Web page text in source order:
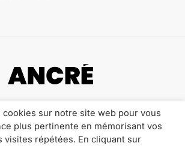
nous ? Publicité
Contact
cookies sur notre site web pour vous
plus pertinente en mémorisant vos
visites répétées. En cliquant sur